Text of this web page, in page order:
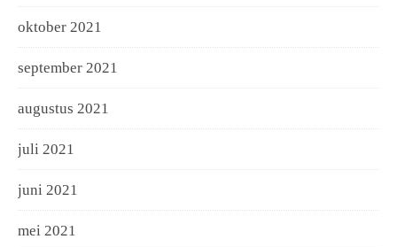
oktober 2021
september 2021
augustus 2021
juli 2021
juni 2021
mei 2021